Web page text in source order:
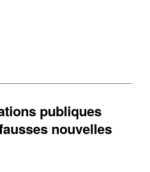
publiques
nouvelles